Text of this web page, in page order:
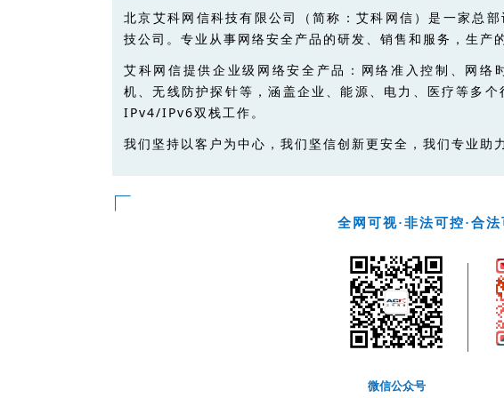
北京艾科网信科技有限公司（简称：艾科网信）是一家总
技公司。专业从事网络安全产品的研发、销售和服务，生产
艾科网信提供企业级网络安全产品：网络准入控制、网络
机、无线防护探针等，涵盖企业、能源、电力、医疗等多
IPv4/IPv6双栈工作。
我们坚持以客户为中心，我们坚信创新更安全，我们专业助
全网可视·非法可控·合法
微信公众号